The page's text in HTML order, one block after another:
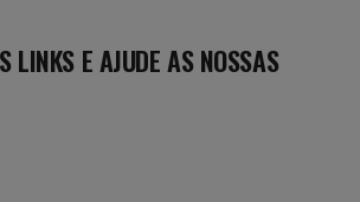
LINKS E AJUDE AS NOSSAS